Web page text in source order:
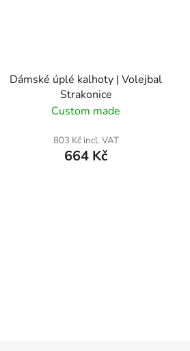
Dámské úplé kalhoty | Volejbal
Strakonice
Custom made
803 Kč incl. VAT
664 Kč